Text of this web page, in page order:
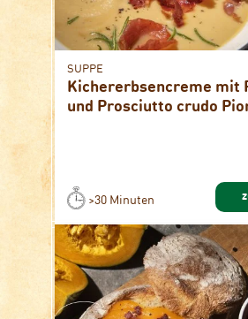
SUPPE
Kichererbsencreme mit
und Prosciutto crudo
>30 Minuten